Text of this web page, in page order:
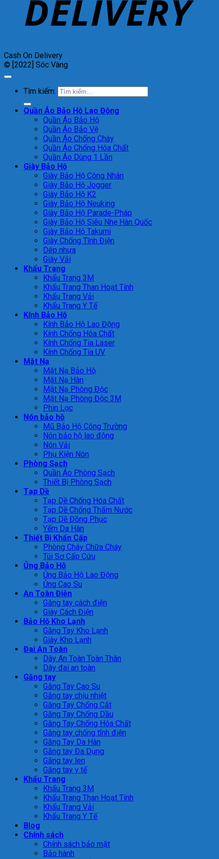
Cash On Delivery
© [2022] Sóc Vàng
Tìm kiếm:
Quần Áo Bảo Hộ Lao Động
Quần Áo Bảo Hộ
Quần Áo Bảo Vệ
Quần Áo Chống Cháy
Quần Áo Chống Hóa Chất
Quần Áo Dùng 1 Lần
Giày Bảo Hộ
Giày Bảo Hộ Công Nhân
Giày Bảo Hộ Jogger
Giày Bảo Hộ K2
Giày Bảo Hộ Neuking
Giày Bảo Hộ Parade-Pháp
Giày Bảo Hộ Siêu Nhẹ Hàn Quốc
Giày Bảo Hộ Takumi
Giày Chống Tĩnh Điện
Dép nhựa
Giày Vải
Khẩu Trang
Khẩu Trang 3M
Khẩu Trang Than Hoạt Tính
Khẩu Trang Vải
Khẩu Trang Y Tế
Kính Bảo Hộ
Kính Bảo Hộ Lao Động
Kính Chống Hóa Chất
Kính Chống Tia Laser
Kính Chống Tia UV
Mặt Nạ
Mặt Nạ Bảo Hộ
Mặt Nạ Hàn
Mặt Nạ Phòng Độc
Mặt Nạ Phòng Độc 3M
Phin Lọc
Nón bảo hộ
Mũ Bảo Hộ Công Trường
Nón bảo hộ lao động
Nón Vải
Phụ Kiện Nón
Phòng Sạch
Quần Áo Phòng Sạch
Thiết Bị Phòng Sạch
Tạp Dề
Tạp Dề Chống Hóa Chất
Tạp Dề Chống Thấm Nước
Tạp Dề Đồng Phục
Yếm Da Hàn
Thiết Bị Khẩn Cấp
Phòng Cháy Chữa Cháy
Túi Sơ Cấp Cứu
Ủng Bảo Hộ
Ủng Bảo Hộ Lao Động
Ủng Cao Su
An Toàn Điện
Găng tay cách điện
Giày Cách Điện
Bảo Hộ Kho Lạnh
Găng Tay Kho Lạnh
Giày Kho Lạnh
Đai An Toàn
Dây An Toàn Toàn Thân
Dây đai an toàn
Găng tay
Găng Tay Cao Su
Găng tay chịu nhiệt
Găng Tay Chống Cắt
Găng Tay Chống Dầu
Găng Tay Chống Hóa Chất
Găng tay chống tĩnh điện
Găng Tay Da Hàn
Găng tay Đa Dụng
Găng tay len
Găng tay y tế
Khẩu Trang
Khẩu Trang 3M
Khẩu Trang Than Hoạt Tính
Khẩu Trang Vải
Khẩu Trang Y Tế
Blog
Chính sách
Chính sách bảo mật
Bảo hành